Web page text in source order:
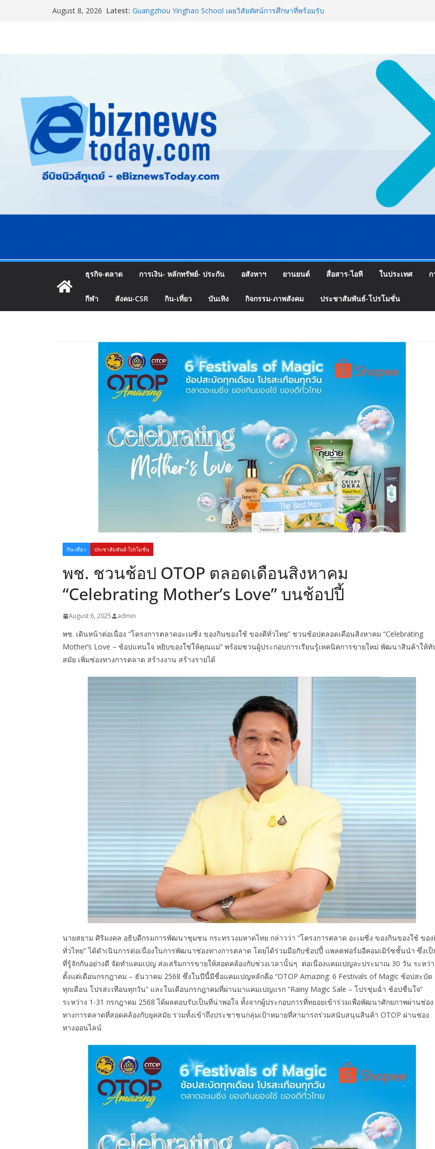
August 8, 2026 Latest: อลิอันซ์ อยุธยา ส่งเสริมคนไทยเตรียมพร้อมรับมือวิกฤต เปิดพื้นที่
ภาครัฐ-เอกชนจับมือสัมมนาใหญ่ ยกระดับอุตสาหกรรมเซรามิกไทย
สู่สากล พร้อมชวนผู้ประกอบไทยร่วมงาน “Ceramics Vietnam &
Stone Vietnam 2026”
ธุรกิจ-ตลาด การเงิน- หลักทรัพย์- ประกัน อสังหาฯ ยานยนต์ สื่อสาร-ไอที ในประเทศ
กีฬา สังคม-CSR กิน-เที่ยว บันเทิง กิจกรรม-ภาพสังคม ประชาสัมพันธ์-โปรโมชั่น
กิน-เที่ยว ประชาสัมพันธ์-โปรโมชั่น
พช. ชวนช้อป OTOP ตลอดเดือนสิงหาคม
“Celebrating Mother’s Love” บนช้อปปี้
August 6, 2025 admin
พช. เดินหน้าต่อเนื่อง “โครงการตลาดอะเมซิ่ง ของกินของใช้ ของดีทั่วไทย” ชวนช้อปตลอดเดือนสิงหาคม “Celebrating
Mother’s Love – ช้อปแทนใจ หยิบของใช่ให้คุณแม่” พร้อมชวนผู้ประกอบการเรียนรู้เทคนิคการขายใหม่ พัฒนาสินค้าให้ทั
สมัย เพิ่มช่องทางการตลาด สร้างงาน สร้างรายได้
นายสยาม ศิริมงคล อธิบดีกรมการพัฒนาชุมชน กระทรวงมหาดไทย กล่าวว่า “โครงการตลาด อะเมซิ่ง ของกินของใช้ ของ
ทั่วไทย” ได้ดำเนินการต่อเนื่องในการพัฒนาช่องทางการตลาด โดยได้ร่วมมือกับช้อปปี้ แพลตฟอร์มอีคอมเมิร์ซชั้นนำ ซึ่งเ
ที่รู้จักกันอย่างดี จัดทำแคมเปญ ส่งเสริมการขายให้สอดคล้องกับช่วงเวลานั้นๆ ต่อเนื่องแคมเปญละประมาณ 30 วัน ระหว่า
ตั้งแต่เดือนกรกฎาคม – ธันวาคม 2568 ซึ่งในปีนี้มีชื่อแคมเปญหลักคือ “OTOP Amazing: 6 Festivals of Magic ช้อปสะบัด
ทุกเดือน โปรสะเทือนทุกวัน” และในเดือนกรกฎาคมที่ผ่านมาแคมเปญแรก “Rainy Magic Sale – โปรชุ่มฉ่ำ ช้อปชื่นใจ”
ระหว่าง 1-31 กรกฎาคม 2568 ได้ผลตอบรับเป็นที่น่าพอใจ ทั้งจากผู้ประกอบการที่ทยอยเข้าร่วมเพื่อพัฒนาศักยภาพผ่านช่อง
ทางการตลาดที่สอดคล้องกับยุคสมัย รวมทั้งเข้าถึงประชาชนกลุ่มเป้าหมายที่สามารถร่วมสนับสนุนสินค้า OTOP ผ่านช่อง
ทางออนไลน์